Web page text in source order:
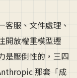
服、文件處理、
開放權重模型遷
是壓倒性的，三四
那套「成